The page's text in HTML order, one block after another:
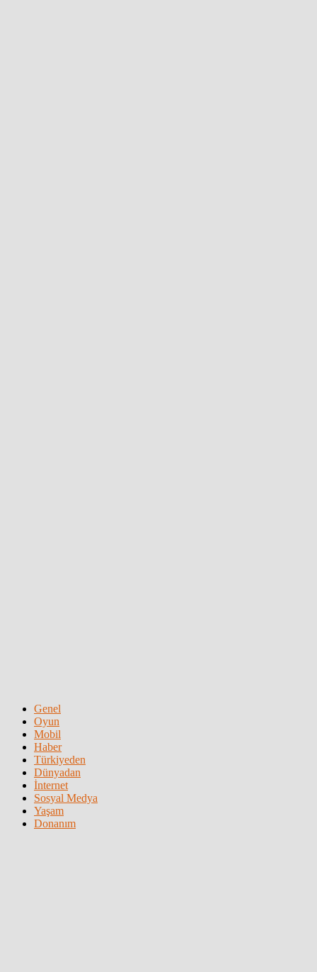
Genel
Oyun
Mobil
Haber
Türkiyeden
Dünyadan
İnternet
Sosyal Medya
Yaşam
Donanım